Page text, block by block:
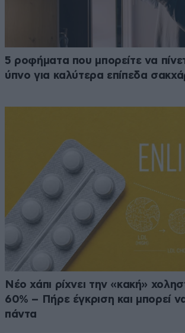
5 ροφήματα που μπορείτε να
ύπνο για καλύτερα επίπεδα
Νέο χάπι ρίχνει την «κακή»
60% – Πήρε έγκριση και μπορεί
πάντα